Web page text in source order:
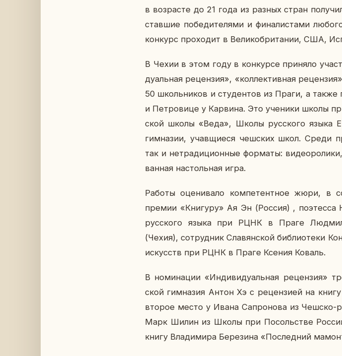
в воз­расте до 21 года из разных стран
став­шие по­бе­ди­те­ля­ми и фи­на­ли­ста­ми
кон­курс про­хо­дит в Ве­ли­ко­бри­та­нии, США,
В Чехии в этом году в кон­кур­се при­ня­ло
ду­аль­ная ре­цен­зия», «кол­лек­тив­ная
50 школь­ни­ков и сту­ден­тов из Праги, а
и Пет­ро­ви­це у Кар­ви­на. Это уче­ни­ки школы
ской школы «Веда», Школы рус­ско­го языка
гим­на­зии, учав­щи­е­ся чеш­ских школ. Среди
так и нетра­ди­ци­он­ные фор­ма­ты:
ван­ная на­столь­ная игра.
Работы оце­ни­ва­ло ком­пе­тент­ное жюри, в
премии «Кни­гу­ру» Ая Эн (Россия) , по­этес­са
рус­ско­го языка при РЦНК в Праге
(Чехия), со­труд­ник Сла­вян­ской биб­лио­те­ки
ис­кусств при РЦНК в Праге Ксения Коваль.
В но­ми­на­ции «Ин­ди­ви­ду­аль­ная ре­цен­зия»
ской гим­на­зия Антон Хэ с ре­цен­зи­ей на
второе место у Ивана Са­про­но­ва из Чешско-
Марк Шилин из Школы при По­соль­стве
книгу Вла­ди­ми­ра Бе­ре­зи­на «По­след­ний